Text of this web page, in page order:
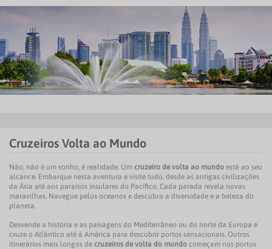
Cruzeiros Volta ao Mundo
Não, não é um sonho, é realidade. Um cruzeiro de volta ao mundo está ao seu
alcance. Embarque nesta aventura e visite tudo, desde as antigas civilizações
da Ásia até aos paraísos insulares do Pacífico. Cada parada revela novas
maravilhas. Navegue pelos oceanos e descubra a diversidade e a beleza do
planeta.
Desvende a história e as paisagens do Mediterrâneo ou do norte da Europa e
cruze o Atlântico até à América para descobrir portos sensacionais. Outros
itinerários mais longos de cruzeiros de volta do mundo começam nos portos